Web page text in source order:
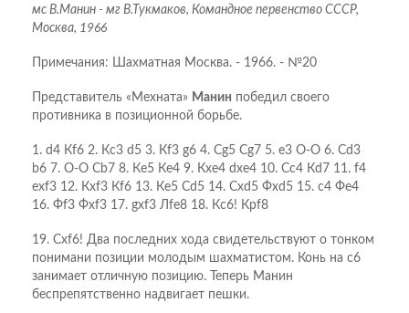
мс В.Манин - мг В.Тукмаков, Командное первенство СССР,
Москва, 1966
Примечания: Шахматная Москва. - 1966. - №20
Представитель «Мехната» Манин победил своего
противника в позиционной борьбе.
1. d4 Кf6 2. Кc3 d5 3. Кf3 g6 4. Сg5 Сg7 5. e3 O-O 6. Сd3
b6 7. O-O Сb7 8. Кe5 Кe4 9. Кxe4 dxe4 10. Сc4 Кd7 11. f4
exf3 12. Кxf3 Кf6 13. Кe5 Сd5 14. Сxd5 Фxd5 15. c4 Фe4
16. Фf3 Фxf3 17. gxf3 Лfe8 18. Кc6! Крf8
19. Сxf6! Два последних хода свидетельствуют о тонком
понимани позиции молодым шахматистом. Конь на с6
занимает отличную позицию. Теперь Манин
беспрепятственно надвигает пешки.